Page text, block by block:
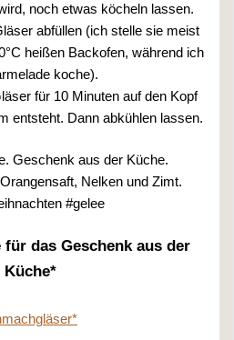
noch etwas köcheln lassen.
abfüllen (ich stelle sie meist
heißen Backofen, während ich
koche).
für 10 Minuten auf den Kopf
entsteht. Dann abkühlen lassen.
für das Geschenk aus der
Küche*